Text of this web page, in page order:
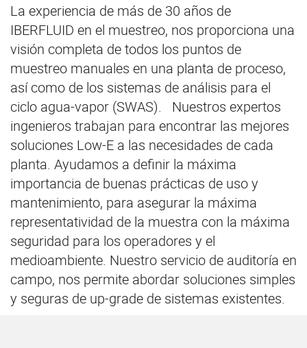
La experiencia de más de 30 años de
IBERFLUID en el muestreo, nos proporciona una
visión completa de todos los puntos de
muestreo manuales en una planta de proceso,
así como de los sistemas de análisis para el
ciclo agua-vapor (SWAS). Nuestros expertos
ingenieros trabajan para encontrar las mejores
soluciones Low-E a las necesidades de cada
planta. Ayudamos a definir la máxima
importancia de buenas prácticas de uso y
mantenimiento, para asegurar la máxima
representatividad de la muestra con la máxima
seguridad para los operadores y el
medioambiente. Nuestro servicio de auditoría en
campo, nos permite abordar soluciones simples
y seguras de up-grade de sistemas existentes.